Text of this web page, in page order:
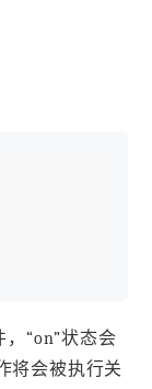
“on”状态会
将会被执行关